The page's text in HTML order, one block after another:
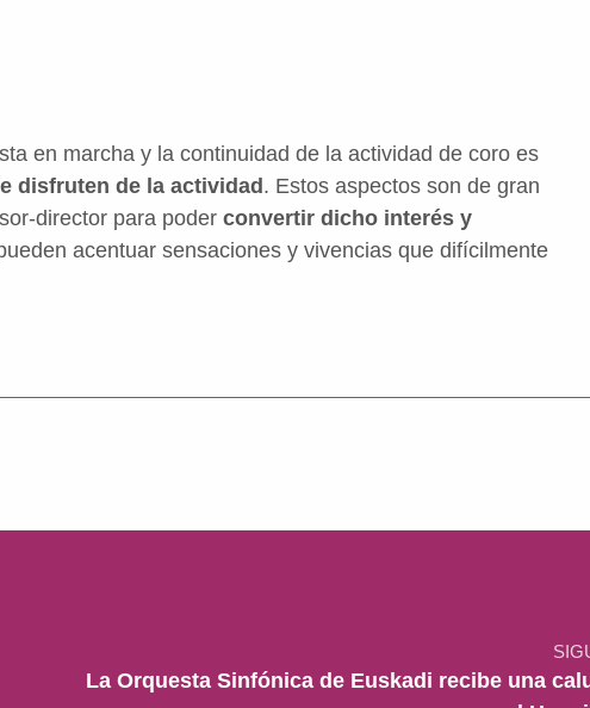
en marcha y la continuidad de la actividad de coro es
disfruten de la actividad. Estos aspectos son de gran
director para poder convertir dicho interés y
acentuar sensaciones y vivencias que difícilmente
La Orquesta Sinfónica de Euskadi recibe una